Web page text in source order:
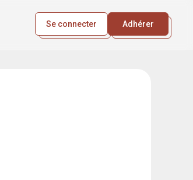
Se connecter Adhérer